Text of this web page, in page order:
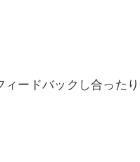
ィードバックし合ったり